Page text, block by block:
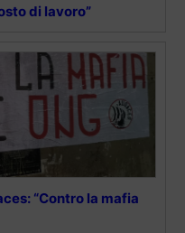
di lavoro”
“Contro la mafia